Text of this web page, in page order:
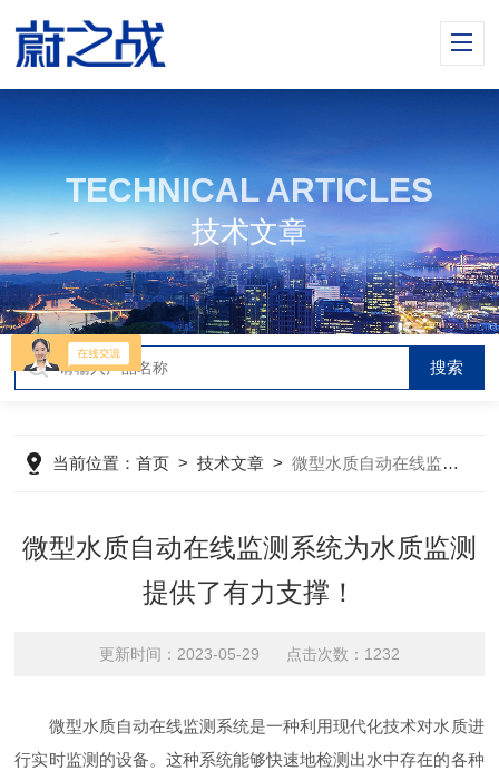
TECHNICAL ARTICLES
技术文章
当前位置：首页 >技术文章 >微型水质自动在线监测系统为水质监测提供了有力支撑！
微型水质自动在线监测系统为水质监测
提供了有力支撑！
更新时间：2023-05-29 点击次数：1232
微型水质自动在线监测系统是一种利用现代化技术对水质进
行实时监测的设备。这种系统能够快速地检测出水中存在的各种